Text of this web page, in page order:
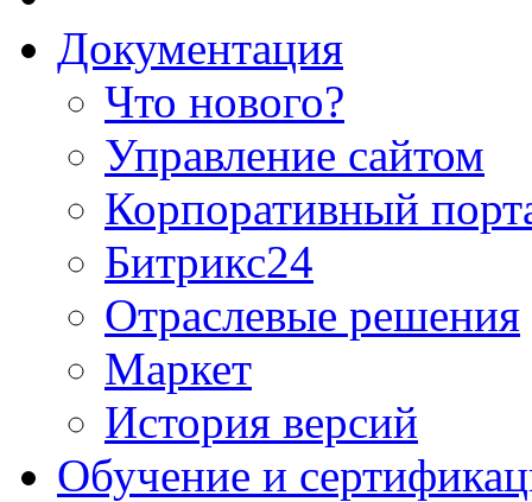
Документация
Что нового?
Управление сайтом
Корпоративный
Битрикс24
Отраслевые решения
Маркет
История версий
Обучение и